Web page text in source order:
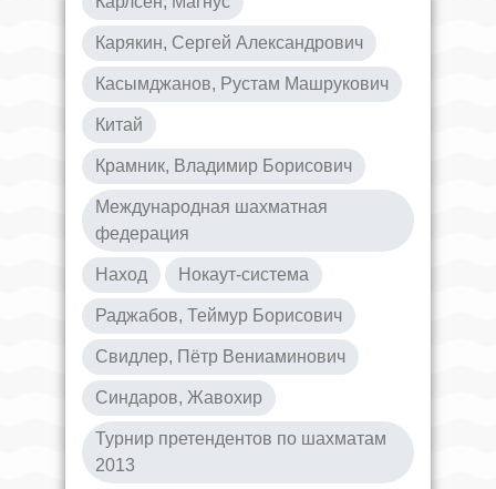
Карякин, Сергей Александрович
Касымджанов, Рустам Машрукович
Китай
Крамник, Владимир Борисович
Международная шахматная
федерация
Наход Нокаут-система
Раджабов, Теймур Борисович
Свидлер, Пётр Вениаминович
Синдаров, Жавохир
Турнир претендентов по шахматам
2013